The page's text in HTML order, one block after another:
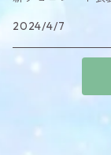
2024/4/7